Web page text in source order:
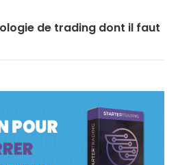
de trading dont il faut